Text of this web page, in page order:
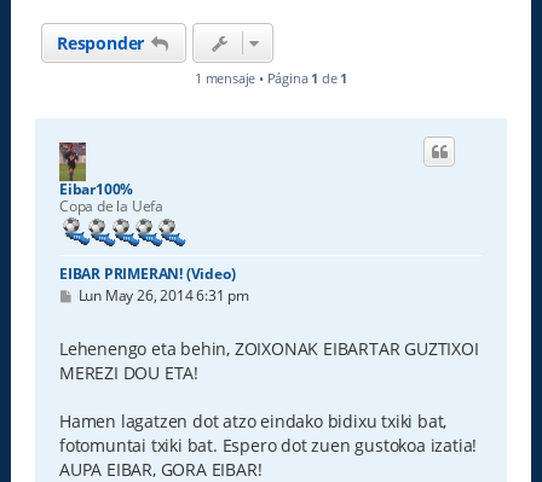
Responder
1 mensaje • Página 1 de 1
Eibar100%
Copa de la Uefa
EIBAR PRIMERAN! (Video)
M
s
a
j
Lun May 26, 2014 6:31 pm
Lehenengo eta behin, ZOIXONAK EIBARTAR GUZTIXOI
MEREZI DOU ETA!
Hamen lagatzen dot atzo eindako bidixu txiki bat,
fotomuntai txiki bat. Espero dot zuen gustokoa izatia!
AUPA EIBAR, GORA EIBAR!